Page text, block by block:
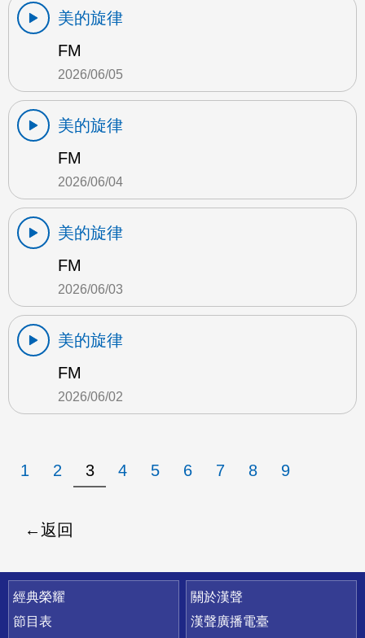
美的旋律
FM
2026/06/05
美的旋律
FM
2026/06/04
美的旋律
FM
2026/06/03
美的旋律
FM
2026/06/02
1 2 3 4 5 6 7 8 9
返回
快速連結
經典榮耀
節目表
關於漢聲
漢聲廣播電臺